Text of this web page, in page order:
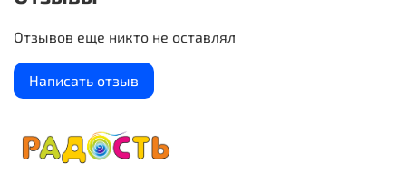
Отзывов еще никто не оставлял
Написать отзыв